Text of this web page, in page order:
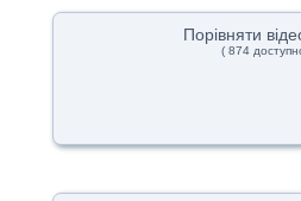
Порівняти
( 874